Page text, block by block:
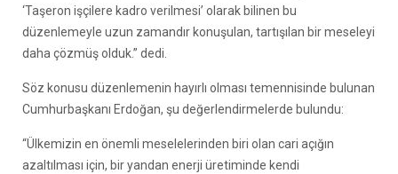
‘Taşeron işçilere kadro verilmesi’ olarak bilinen bu
düzenlemeyle uzun zamandır konuşulan, tartışılan bir meseleyi
daha çözmüş olduk.” dedi.
Söz konusu düzenlemenin hayırlı olması temennisinde bulunan
Cumhurbaşkanı Erdoğan, şu değerlendirmelerde bulundu:
“Ülkemizin en önemli meselelerinden biri olan cari açığın
azaltılması için, bir yandan enerji üretiminde kendi